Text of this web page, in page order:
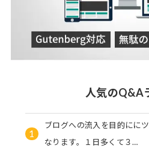
人気のQ&A
1
ブログへの流入を目的にに
なります。１日多くて３…